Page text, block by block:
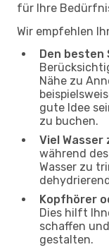
für Ihre
Wir empfehlen
Den besten
Nähe zu
gute Idee
zu buchen.
Viel Wasser
während
Wasser zu
Kopfhörer
Dies hilft
schaffen
gestalten.